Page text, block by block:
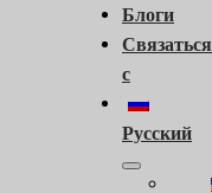
Блоги
Связаться
с
Русский